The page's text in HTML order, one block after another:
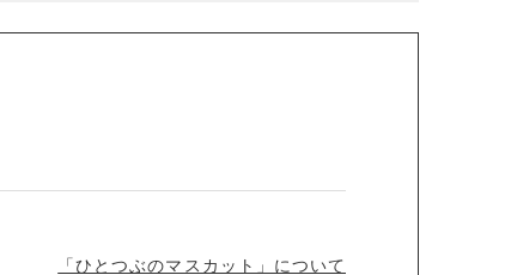
「ひとつぶのマスカット」について